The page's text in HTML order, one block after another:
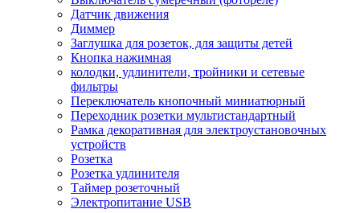
Датчик движения
Диммер
Заглушка для розеток, для защиты детей
Кнопка нажимная
колодки, удлинители, тройники и сетевые
фильтры
Переключатель кнопочный миниатюрный
Переходник розетки мультистандартный
Рамка декоративная для электроустановочных
устройств
Розетка
Розетка удлинителя
Таймер розеточный
Электропитание USB